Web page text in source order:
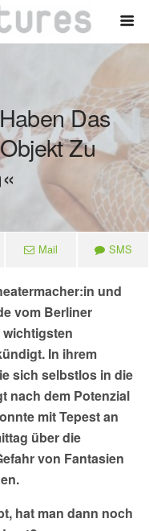
Das
Zu
Mail SMS
und
vom Berliner
wichtigsten
In ihrem
sich selbstlos in die
nach dem Potenzial
mit Tepest an
über die
von Fantasien
hat man dann noch